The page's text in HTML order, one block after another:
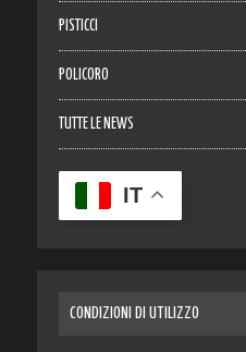
PISTICCI
POLICORO
TUTTE LE NEWS
IT
CONDIZIONI DI UTILIZZO